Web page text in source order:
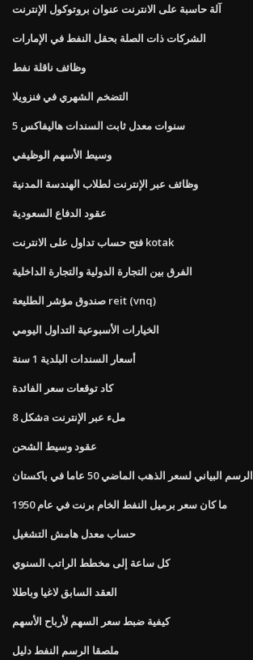
آلة حاسبة على الانترنت عنوان بروتوكول الإنترنت
الشركات ذات الصلة بحقل النفط في الإمارات
وظائف ناقلة نفط
التضخم الشهري في فنزويلا
5 سنوات معدل ثابت السندات هاليفاكس
وسيط الأسهم الوظيفي
وظائف عبر الإنترنت لطلاب الهندسة المدنية
عقود الدفاع السعودية
فتح حساب تداول على الانترنت kotak
الفرق بين التجارة الدولية والتجارة الداخلية
صندوق مؤشر الطليعة reit (vnq)
الخيارات الأسبوعية التداول اليومي
أسعار السندات البلدية 1 سنة
كاد توقعات سعر الفائدة
شكل 8a ملء عبر الإنترنت
عقود وسيط الشحن
الرسم البياني لسعر الذهب الماضي 50 عاما في باكستان
ما كان سعر برميل النفط الخام برنت في عام 1950
حساب معدل هامش التشغيل
كل ساعة إلى مخطط الراتب السنوي
العقد السابق لاغيا وباطلا
كيفية ضبط سعر السهم لأرباح الأسهم
ملصقا الرسم النفط دليل